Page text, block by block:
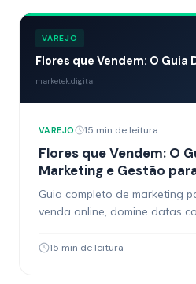
VAREJO
Flores que Vendem: O
marketek.digital
VAREJO 15 min de leitura
Flores que Vendem: O
Marketing e Gestão
Guia completo de marketing
venda online, domine datas
15 min de leitura